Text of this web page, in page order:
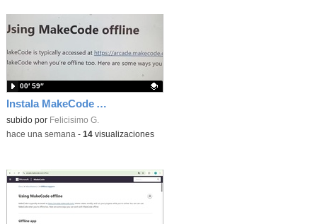
Instala MakeCode Arcade para trabajar offline en tu tablet, ordenador, Chromebook
Contenido educativo.
subido por Felicisimo G.
00′ 59″
-hace una semana - 14visualizaciones